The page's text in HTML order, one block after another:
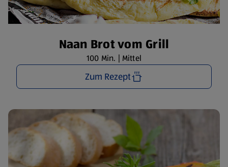
Naan Brot vom Grill
100 Min. | Mittel
Zum Rezept